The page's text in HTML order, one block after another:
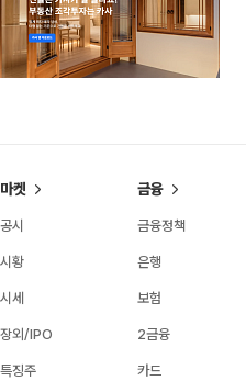
마켓
공시
시황
시세
장외/IPO
특징주
금융
금융정책
은행
보험
2금융
카드